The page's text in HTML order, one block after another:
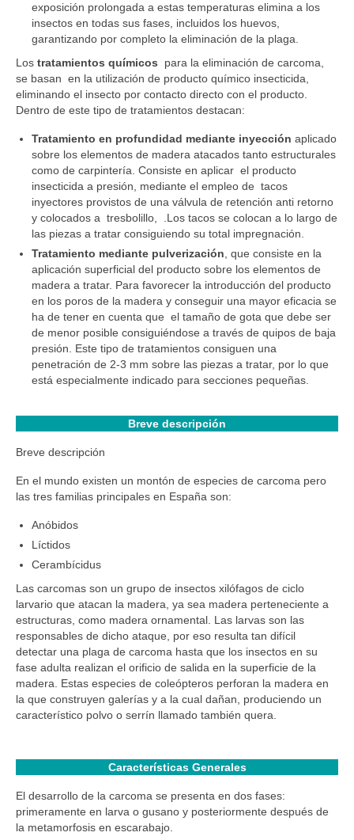
exposición prolongada a estas temperaturas elimina a los
insectos en todas sus fases, incluidos los huevos,
garantizando por completo la eliminación de la plaga.
Los tratamientos químicos para la eliminación de carcoma,
se basan en la utilización de producto químico insecticida,
eliminando el insecto por contacto directo con el producto.
Dentro de este tipo de tratamientos destacan:
Tratamiento en profundidad mediante inyección aplicado
sobre los elementos de madera atacados tanto estructurales
como de carpintería. Consiste en aplicar el producto
insecticida a presión, mediante el empleo de tacos
inyectores provistos de una válvula de retención anti retorno
y colocados a tresbolillo, .Los tacos se colocan a lo largo de
las piezas a tratar consiguiendo su total impregnación.
Tratamiento mediante pulverización, que consiste en la
aplicación superficial del producto sobre los elementos de
madera a tratar. Para favorecer la introducción del producto
en los poros de la madera y conseguir una mayor eficacia se
ha de tener en cuenta que el tamaño de gota que debe ser
de menor posible consiguiéndose a través de quipos de baja
presión. Este tipo de tratamientos consiguen una
penetración de 2-3 mm sobre las piezas a tratar, por lo que
está especialmente indicado para secciones pequeñas.
Breve descripción
Breve descripción
En el mundo existen un montón de especies de carcoma pero
las tres familias principales en España son:
Anóbidos
Líctidos
Cerambícidus
Las carcomas son un grupo de insectos xilófagos de ciclo
larvario que atacan la madera, ya sea madera perteneciente a
estructuras, como madera ornamental. Las larvas son las
responsables de dicho ataque, por eso resulta tan difícil
detectar una plaga de carcoma hasta que los insectos en su
fase adulta realizan el orificio de salida en la superficie de la
madera. Estas especies de coleópteros perforan la madera en
la que construyen galerías y a la cual dañan, produciendo un
característico polvo o serrín llamado también quera.
Características Generales
El desarrollo de la carcoma se presenta en dos fases:
primeramente en larva o gusano y posteriormente después de
la metamorfosis en escarabajo.